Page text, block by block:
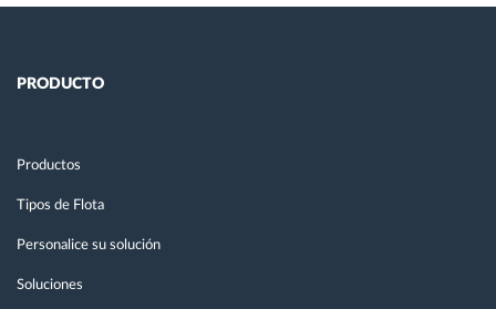
PRODUCTO
Productos
Tipos de Flota
Personalice su solución
Soluciones